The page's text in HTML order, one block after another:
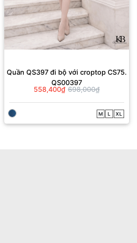
Quần QS397 đi bộ với croptop CS75.
QS00397
558,400₫ 698,000₫
M L XL